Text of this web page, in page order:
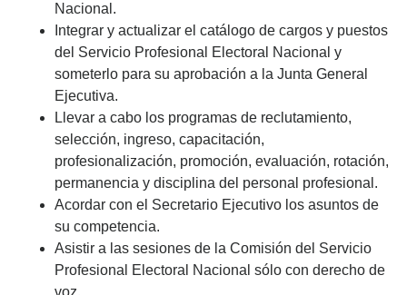
Nacional.
Integrar y actualizar el catálogo de cargos y puestos
del Servicio Profesional Electoral Nacional y
someterlo para su aprobación a la Junta General
Ejecutiva.
Llevar a cabo los programas de reclutamiento,
selección, ingreso, capacitación,
profesionalización, promoción, evaluación, rotación,
permanencia y disciplina del personal profesional.
Acordar con el Secretario Ejecutivo los asuntos de
su competencia.
Asistir a las sesiones de la Comisión del Servicio
Profesional Electoral Nacional sólo con derecho de